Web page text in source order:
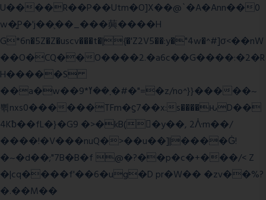
U����R��P��Utm�O]X��@`�A�Ann��0
w�͍P�'j��֛��_���䕟����H
G*6n�5Z�Z�uscv���t�|{�'Z2V5��:y�"4w�^#]σ<��nW
��O�CQ��O����2.�a6c��G����:�2�R
H�����S
��a�w��9*܂��ߌ�#�"=�z/no^}}�����~
쀢nxs0������TFm�ϛ7��x:s����ԋD��
4Kƀ��fL�}�G9 �>�kB(�ِy��, 2ᐿm��/
����!�V���nuQ�>��u��]|����Ġ!
�~�d��;"7B�B�f @�?��p�c�+���/< Z
�|cq����f'��6�ug�D pr�W�� �zv��%?
�.��M��